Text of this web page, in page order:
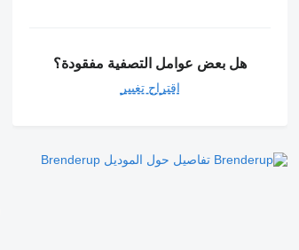
هل بعض عوامل التصفية مفقودة؟
اقتراح تغيير
تفاصيل حول الموديل Brenderup